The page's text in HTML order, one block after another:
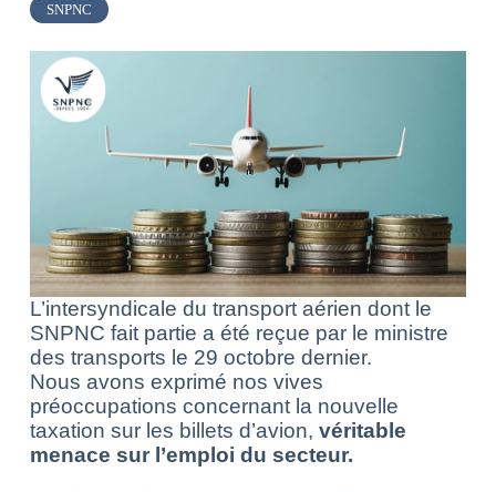
SNPNC
L’intersyndicale du transport aérien dont le
SNPNC fait partie a été reçue par le ministre
des transports le 29 octobre dernier.
Nous avons exprimé nos vives
préoccupations concernant la nouvelle
taxation sur les billets d’avion, véritable
menace sur l’emploi du secteur.